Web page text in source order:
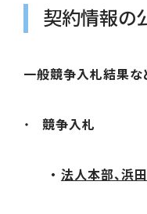
契約情報の
一般競争入札結果な
競争入札
・ 法人本部、浜